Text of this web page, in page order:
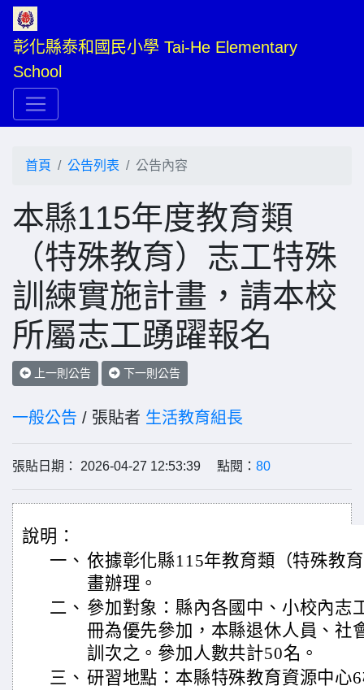
彰化縣泰和國民小學 Tai-He Elementary
School
首頁 公告列表 公告內容
本縣115年度教育類
（特殊教育）志工特殊
訓練實施計畫，請本校
所屬志工踴躍報名
上一則公告 下一則公告
一般公告 / 張貼者 生活教育組長
張貼日期： 2026-04-27 12:53:39 點閱： 80
說明：
一、 依據彰化縣115年教育類（特殊教
畫辦理。
二、 參加對象：縣內各國中、小校內志
冊為優先參加，本縣退休人員、社
訓次之。參加人數共計50名。
三、 研習地點：本縣特殊教育資源中心